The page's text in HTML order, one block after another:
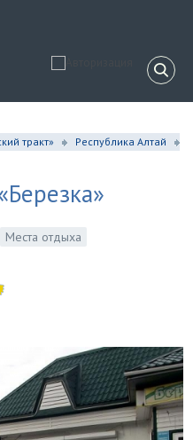
тракт»
Республика Алтай
Места отдыха